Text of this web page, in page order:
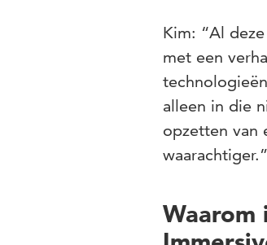
Kim: “Al
met een
alleen in die
opzetten van
waarachtiger.”
Waarom